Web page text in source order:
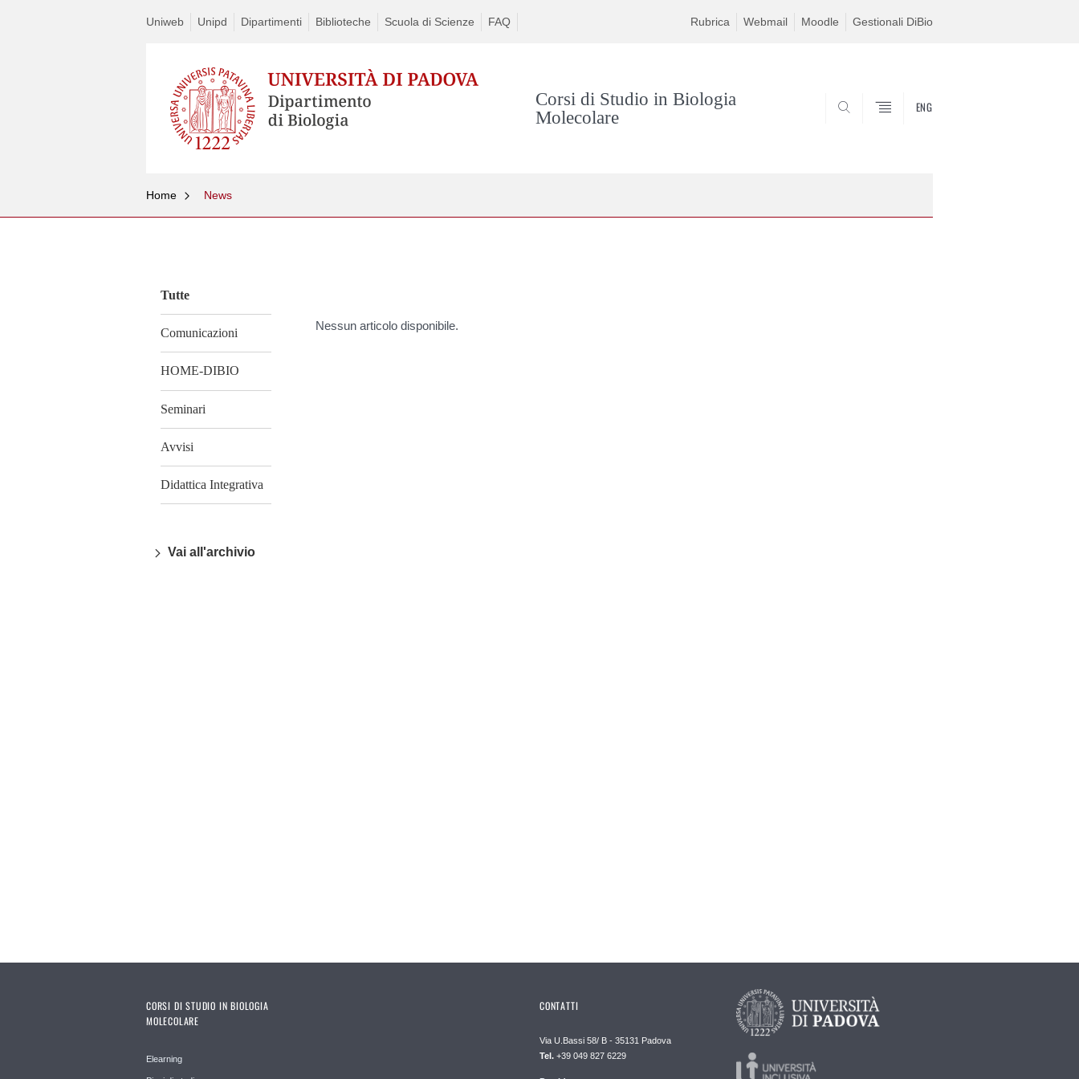
Uniweb Unipd Dipartimenti Biblioteche Scuola di Scienze FAQ Rubrica Webmail Moodle Gestionali DiBio
Corsi di Studio in Biologia
Molecolare
ENG
Home News
Tutte
Comunicazioni
HOME-DIBIO
Seminari
Avvisi
Didattica Integrativa
Vai all'archivio
Nessun articolo disponibile.
CORSI DI STUDIO IN BIOLOGIA
MOLECOLARE
Elearning
CONTATTI
Via U.Bassi 58/ B - 35131 Padova
Tel. +39 049 827 6229